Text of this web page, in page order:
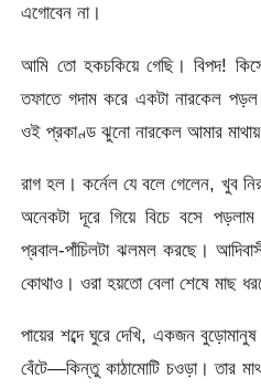
এগোবেন না।
আমি তো হকচকিয়ে গেছি। বিপদ!
তফাতে গদাম করে একটা নারকেল
ওই প্রকাণ্ড ঝুনো নারকেল আমার
রাগ হল। কর্নেল যে বলে গেলেন, খুব
অনেকটা দূরে গিয়ে বিচে বসে
প্রবাল-পাঁচিলটা ঝলমল করছে।
কোথাও। ওরা হয়তো বেলা শেষে মাছ
পায়ের শব্দে ঘুরে দেখি, একজন
বেঁটে—কিন্তু কাঠামোটি চওড়া। তার